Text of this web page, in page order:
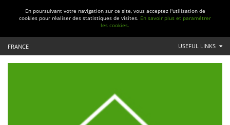
En poursuivant votre navigation sur ce site, vous acceptez l'utilisation de
cookies pour réaliser des statistiques de visites. En savoir plus et paramétrer
les cookies.
FRANCE USEFUL LINKS